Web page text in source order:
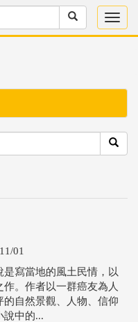
01
寫當地的風土民情，以
。作者以一群癌友為人
自然景觀、人物、信仰
說中的...